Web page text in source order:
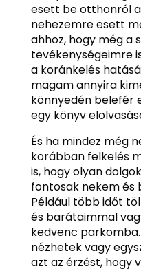
esett be otthonról
nehezemre esett
ahhoz, hogy még a
tevékenységeimre
a koránkelés
magam annyira
könnyedén belefér
egy könyv
És ha mindez még
korábban felkelés
is, hogy olyan
fontosak nekem és
Például több időt
és barátaimmal
kedvenc
nézhetek vagy
azt az érzést, hogy